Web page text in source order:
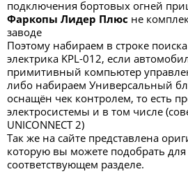
подключения бортовых огней
Фаркопы Лидер Плюс не
заводе
Поэтому набираем в строке
электрика KPL-012, если
примитивный компьютер
либо набираем Универсальный
оснащён чек контролем, то есть
электросистемы и в том числе
UNICONNECT 2)
Так же на сайте представлена
которую вы можете подобрать для
соответствующем разделе.